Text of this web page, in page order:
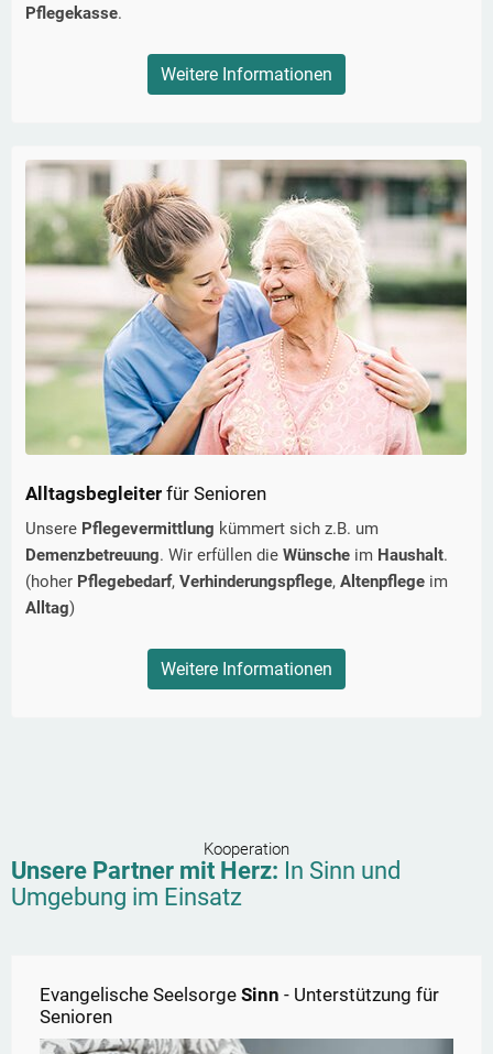
Pflegekasse.
Weitere Informationen
Alltagsbegleiter für Senioren
Unsere Pflegevermittlung kümmert sich z.B. um
Demenzbetreuung. Wir erfüllen die Wünsche im Haushalt.
(hoher Pflegebedarf, Verhinderungspflege, Altenpflege im
Alltag)
Weitere Informationen
Kooperation
Unsere Partner mit Herz: In Sinn und
Umgebung im Einsatz
Evangelische Seelsorge Sinn - Unterstützung für
Senioren